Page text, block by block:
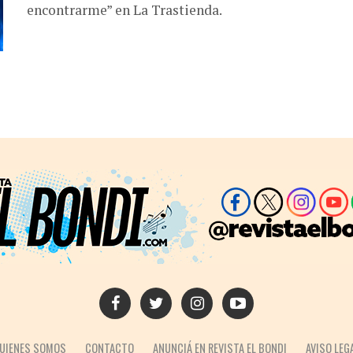
encontrarme” en La Trastienda.
SOMOS CONTACTO ANUNCIÁ EN REVISTA EL BONDI AVISO